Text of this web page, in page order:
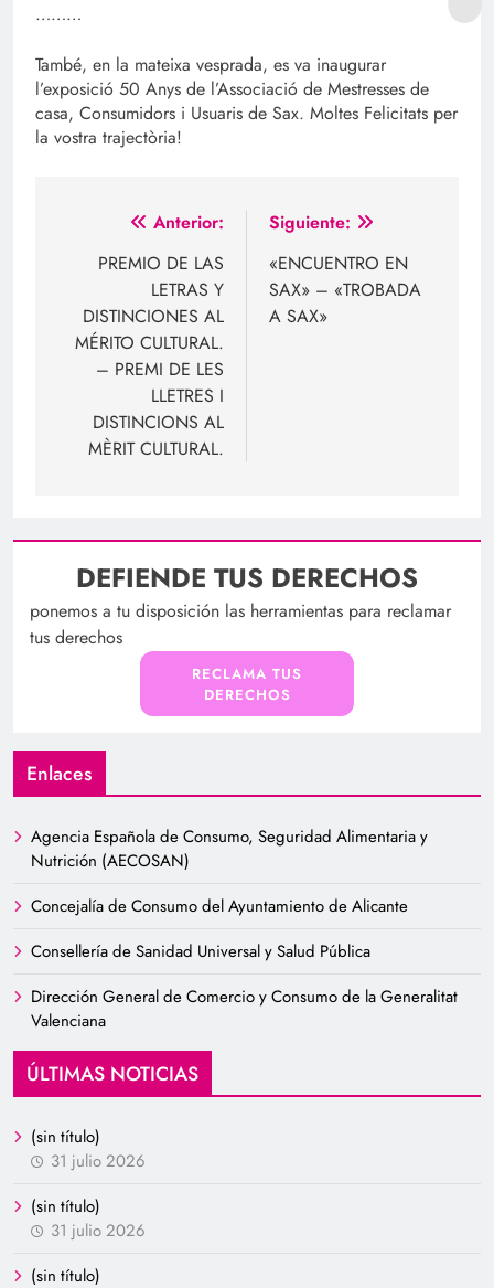
………
També, en la mateixa vesprada, es va inaugurar
l’exposició 50 Anys de l’Associació de Mestresses de
casa, Consumidors i Usuaris de Sax. Moltes Felicitats per
la vostra trajectòria!
Navegación
entradas
Anterior:
PREMIO DE LAS
LETRAS Y
DISTINCIONES AL
MÉRITO CULTURAL.
– PREMI DE LES
LLETRES I
DISTINCIONS AL
MÈRIT CULTURAL.
Siguiente:
«ENCUENTRO EN
SAX» – «TROBADA
A SAX»
DEFIENDE TUS DERECHOS
ponemos a tu disposición las herramientas para reclamar
tus derechos
RECLAMA TUS
DERECHOS
Enlaces
Agencia Española de Consumo, Seguridad Alimentaria y
Nutrición (AECOSAN)
Concejalía de Consumo del Ayuntamiento de Alicante
Consellería de Sanidad Universal y Salud Pública
Dirección General de Comercio y Consumo de la Generalitat
Valenciana
ÚLTIMAS NOTICIAS
(sin título)
31 julio 2026
(sin título)
31 julio 2026
(sin título)